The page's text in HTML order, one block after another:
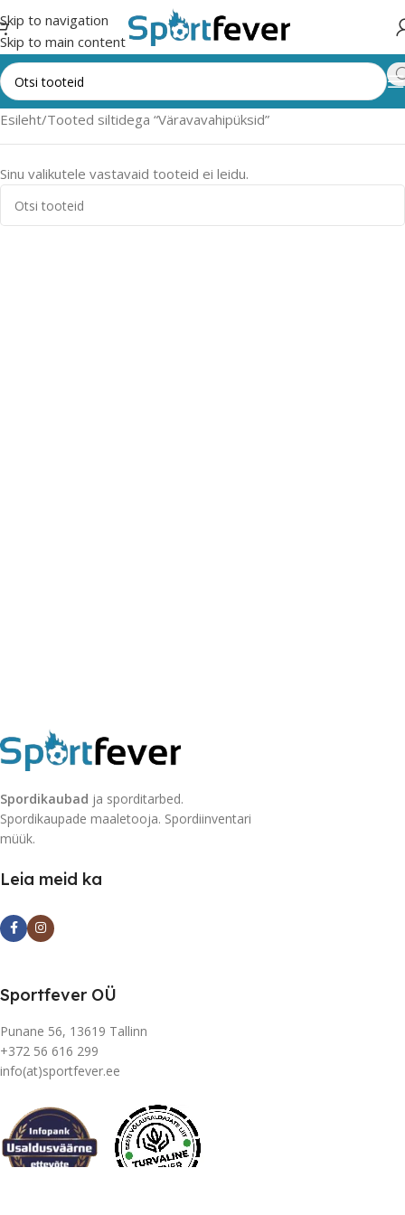
Skip to navigation
Skip to main content
Esileht Tooted siltidega “Väravavahipüksid”
Sinu valikutele vastavaid tooteid ei leidu.
Spordikaubad ja sporditarbed.
Spordikaupade maaletooja. Spordiinventari
müük.
Leia meid ka
Sportfever OÜ
Punane 56, 13619 Tallinn
+372 56 616 299
info(at)sportfever.ee